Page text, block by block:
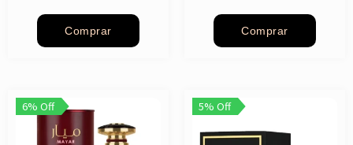
Comprar Comprar
6% Off 5% Off